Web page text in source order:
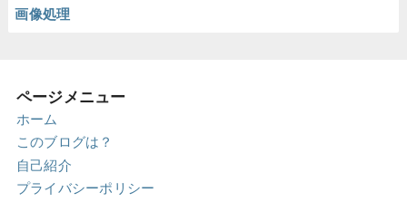
画像処理
ページメニュー
ホーム
このブログは？
自己紹介
プライバシーポリシー